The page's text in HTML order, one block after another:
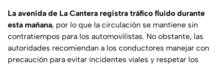
La avenida de La Cantera registra tráfico fluido durante
esta mañana, por lo que la circulación se mantiene sin
contratiempos para los automovilistas. No obstante, las
autoridades recomiendan a los conductores manejar con
precaución para evitar incidentes viales y respetar los